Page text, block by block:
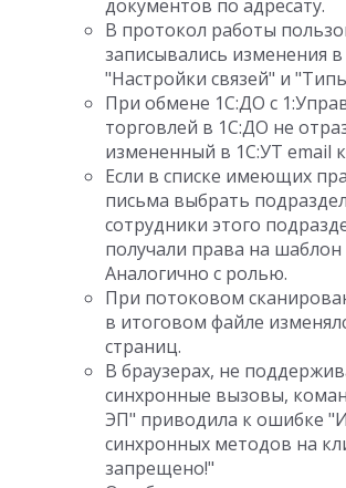
документов по адресату.
В протокол работы
записывались изменения
"Настройки связей" и
При обмене 1С:ДО с
торговлей в 1С:ДО не
измененный в 1С:УТ email
Если в списке имеющих
письма выбрать
сотрудники этого
получали права на шаблон
Аналогично с ролью.
При потоковом
в итоговом файле
страниц.
В браузерах, не
синхронные вызовы,
ЭП" приводила к ошибке
синхронных методов на
запрещено!"